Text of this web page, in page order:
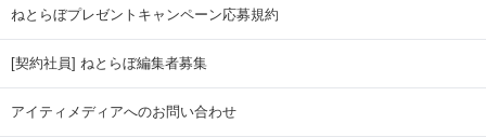
ねとらぼプレゼントキャンペーン応募規約
[契約社員] ねとらぼ編集者募集
アイティメディアへのお問い合わせ